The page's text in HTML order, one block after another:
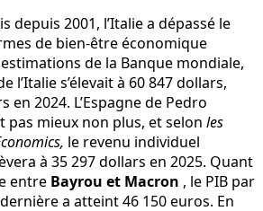
depuis 2001, l’Italie a dépassé le
de bien-être économique
de la Banque mondiale,
l’Italie s’élevait à 60 847 dollars,
en 2024. L’Espagne de Pedro
pas mieux non plus, et selon les
le revenu individuel
à 35 297 dollars en 2025. Quant
entre Bayrou et Macron , le PIB par
a atteint 46 150 euros. En